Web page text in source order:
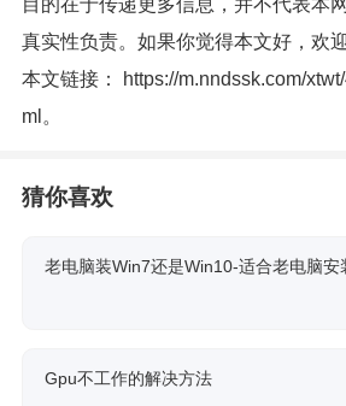
目的在于传递更多信息，并不代表本
真实性负责。如果你觉得本文好，欢
本文链接：
https://m.nndssk.com/
ml 。
猜你喜欢
老电脑装Win7还是Win10-适合老电脑安
Gpu不工作的解决方法